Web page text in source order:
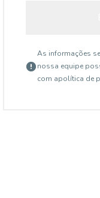
As informações
nossa equipe
com apolítica de